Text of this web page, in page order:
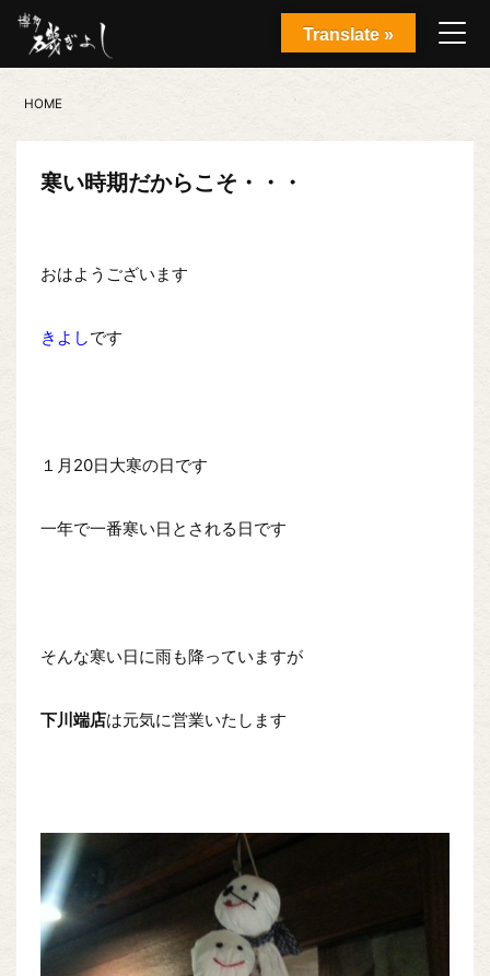
HOME
寒い時期だからこそ・・・
おはようございます
きよしです
１月20日大寒の日です
一年で一番寒い日とされる日です
そんな寒い日に雨も降っていますが
下川端店は元気に営業いたします
Translate »